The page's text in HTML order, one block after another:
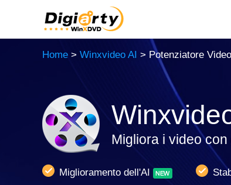
Home > Winxvideo AI > Potenziatore
Migliora i video
Miglioramento dell'AI